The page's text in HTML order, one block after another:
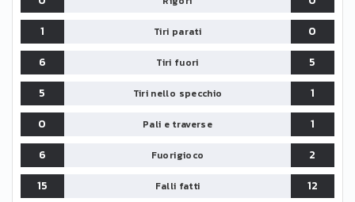
1
Tiri parati
0
6
Tiri fuori
5
5
Tiri nello specchio
1
0
Pali e traverse
1
6
Fuorigioco
2
15
Falli fatti
12